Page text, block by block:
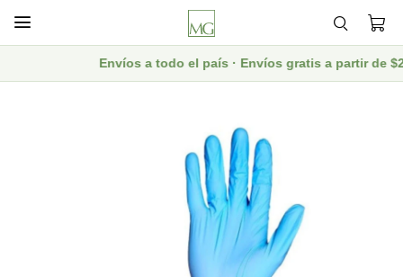

Envíos a todo el país · Envíos gratis a partir de